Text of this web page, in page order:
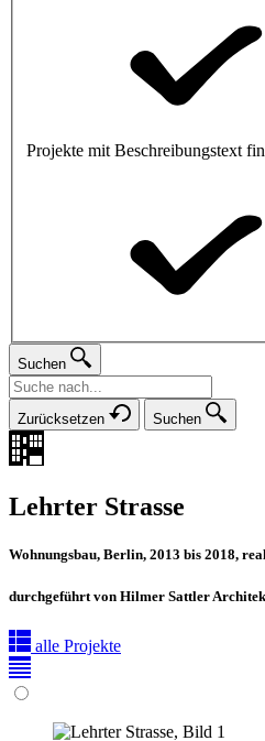
Projekte mit Beschreibungstext
Suchen
Zurücksetzen Suchen
Lehrter Strasse
Wohnungsbau, Berlin, 2013 bis 2018,
durchgeführt von Hilmer Sattler
alle Projekte